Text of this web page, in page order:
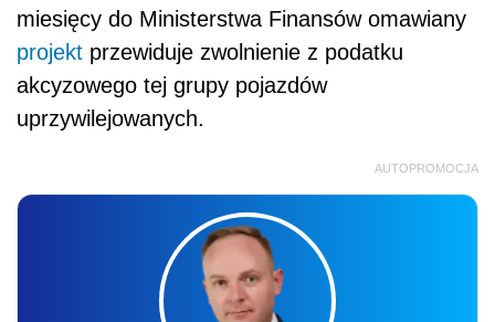
miesięcy do Ministerstwa Finansów omawiany
projekt przewiduje zwolnienie z podatku
akcyzowego tej grupy pojazdów
uprzywilejowanych.
AUTOPROMOCJA